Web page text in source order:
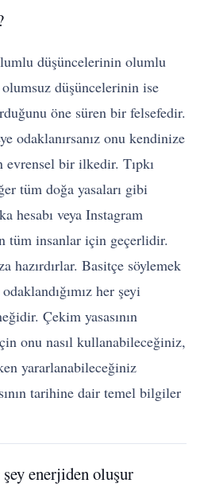
düşüncelerinin olumlu
düşüncelerinin ise
öne süren bir felsefedir.
odaklanırsanız onu kendinize
bir ilkedir. Tıpkı
tüm doğa yasaları gibi
hesabı veya Instagram
tüm insanlar için geçerlidir.
hazırdırlar. Basitçe söylemek
her şeyi
Çekim yasasının
onu nasıl kullanabileceğiniz,
yararlanabileceğiniz
tarihine dair temel bilgiler
enerjiden oluşur